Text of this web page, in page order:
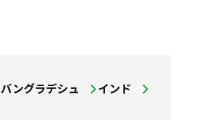
バングラデシュ
インド